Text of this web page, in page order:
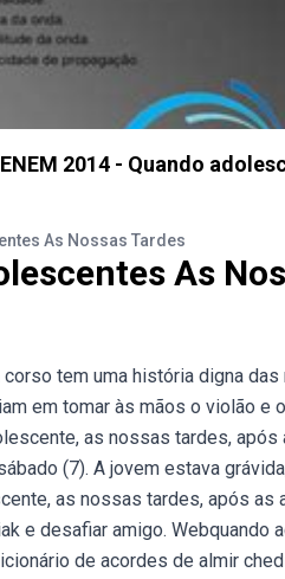
ENEM 2014 - Quando
As Nossas Tardes
As
tem uma história digna
em tomar às mãos o violão
as nossas tardes,
(7). A jovem estava
as nossas tardes, após
e desafiar amigo.
de acordes de almir